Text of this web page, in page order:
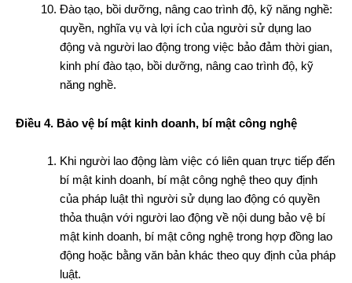
Đào tạo, bồi dưỡng, nâng cao trình độ, kỹ năng nghề:
quyền, nghĩa vụ và lợi ích của người sử dụng lao
động và người lao động trong việc bảo đảm thời gian,
kinh phí đào tạo, bồi dưỡng, nâng cao trình độ, kỹ
năng nghề.
Điều 4. Bảo vệ bí mật kinh doanh, bí mật công nghệ
Khi người lao động làm việc có liên quan trực tiếp đến
bí mật kinh doanh, bí mật công nghệ theo quy định
của pháp luật thì người sử dụng lao động có quyền
thỏa thuận với người lao động về nội dung bảo vệ bí
mật kinh doanh, bí mật công nghệ trong hợp đồng lao
động hoặc bằng văn bản khác theo quy định của pháp
luật.